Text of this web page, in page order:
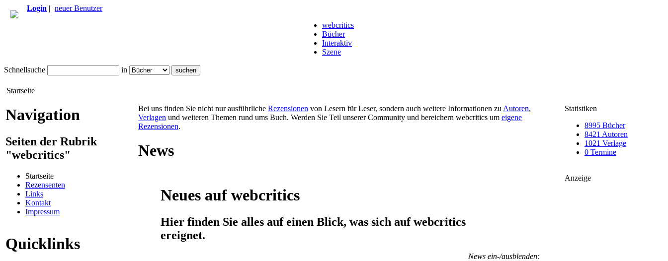
Login | neuer Benutzer
webcritics
Bücher
Interaktiv
Szene
Schnellsuche in
Startseite
Navigation
Seiten der Rubrik
"webcritics"
Startseite
Rezensenten
Links
Kontakt
Impressum
Quicklinks
Statistiken
8995 Bücher
8421 Autoren
1021 Verlage
0 Termine
Anzeige
Bei uns finden Sie nicht nur ausführliche Rezensionen von Lesern für Leser, sondern auch weitere Informationen zu Autoren,
Verlagen und weiteren Themen rund ums Buch. Werden Sie Teil unserer Community und bereichern webcritics um eigene
Rezensionen.
News
Neues auf webcritics
Hier finden Sie alles auf einen Blick, was sich auf webcritics
ereignet.
News ein-/ausblenden: